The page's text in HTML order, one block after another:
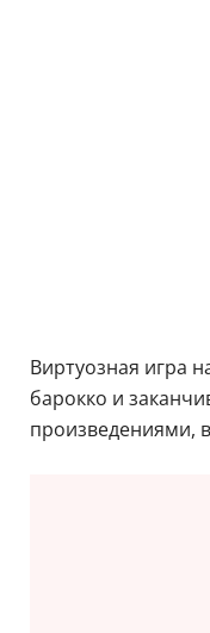
Виртуозная игра
барокко и
произведениями,